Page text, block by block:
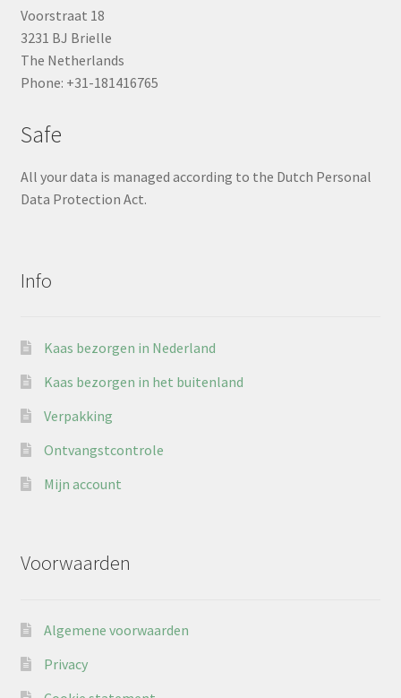
Voorstraat 18
3231 BJ Brielle
The Netherlands
Phone: +31-181416765
Safe
All your data is managed according to the Dutch Personal
Data Protection Act.
Info
Kaas bezorgen in Nederland
Kaas bezorgen in het buitenland
Verpakking
Ontvangstcontrole
Mijn account
Voorwaarden
Algemene voorwaarden
Privacy